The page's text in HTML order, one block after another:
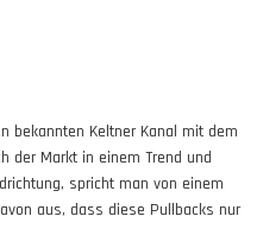
bekannten Keltner Kanal mit dem
der Markt in einem Trend und
spricht man von einem
aus, dass diese Pullbacks nur